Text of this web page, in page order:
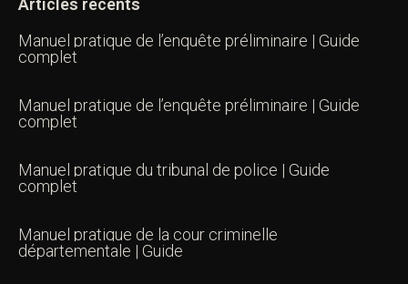
Articles récents
Manuel pratique de l’enquête préliminaire | Guide
complet
Manuel pratique de l’enquête préliminaire | Guide
complet
Manuel pratique du tribunal de police | Guide
complet
Manuel pratique de la cour criminelle
départementale | Guide